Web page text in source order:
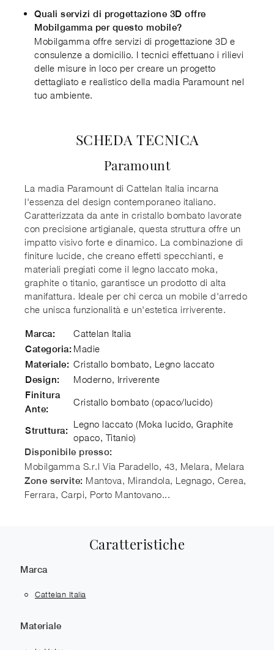
Quali servizi di progettazione 3D offre
Mobilgamma per questo mobile?
Mobilgamma offre servizi di progettazione 3D e
consulenze a domicilio. I tecnici effettuano i rilievi
delle misure in loco per creare un progetto
dettagliato e realistico della madia Paramount nel
tuo ambiente.
SCHEDA TECNICA
Paramount
La madia Paramount di Cattelan Italia incarna
l'essenza del design contemporaneo italiano.
Caratterizzata da ante in cristallo bombato lavorate
con precisione artigianale, questa struttura offre un
impatto visivo forte e dinamico. La combinazione di
finiture lucide, che creano effetti specchianti, e
materiali pregiati come il legno laccato moka,
graphite o titanio, garantisce un prodotto di alta
manifattura. Ideale per chi cerca un mobile d'arredo
che unisca funzionalità e un'estetica irriverente.
Marca: Cattelan Italia
Categoria: Madie
Materiale: Cristallo bombato, Legno laccato
Design: Moderno, Irriverente
Finitura
Ante:
Cristallo bombato (opaco/lucido)
Struttura:
Legno laccato (Moka lucido, Graphite
opaco, Titanio)
Disponibile presso:
Mobilgamma S.r.l Via Paradello, 43, Melara, Melara
Zone servite: Mantova, Mirandola, Legnago, Cerea,
Ferrara, Carpi, Porto Mantovano...
Caratteristiche
Marca
Cattelan Italia
Materiale